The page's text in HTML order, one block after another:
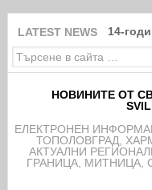
LATEST NEWS 14-
НОВИНИТЕ ОТ
EЛЕКТРОНЕН
ТОПОЛОВГРАД,
АКТУАЛНИ
ГРАНИЦА, МИТНИЦА,